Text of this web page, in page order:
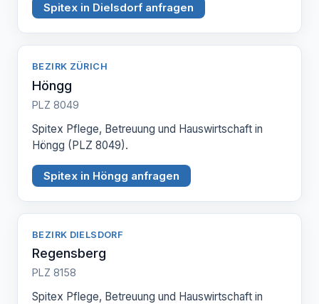
Spitex in Dielsdorf anfragen
BEZIRK ZÜRICH
Höngg
PLZ 8049
Spitex Pflege, Betreuung und Hauswirtschaft in
Höngg (PLZ 8049).
Spitex in Höngg anfragen
BEZIRK DIELSDORF
Regensberg
PLZ 8158
Spitex Pflege, Betreuung und Hauswirtschaft in